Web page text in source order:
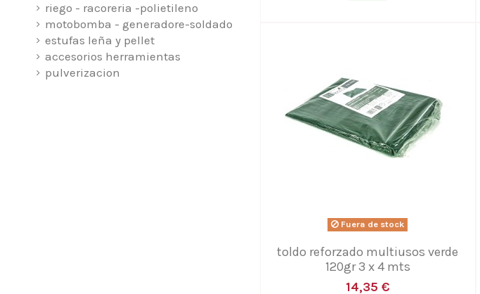
Fuera de stock
toldo reforzado multiusos verde
120gr 3 x 4 mts
14,35 €
riego - racoreria -polietileno
motobomba - generadore-soldado
estufas leña y pellet
accesorios herramientas
pulverizacion